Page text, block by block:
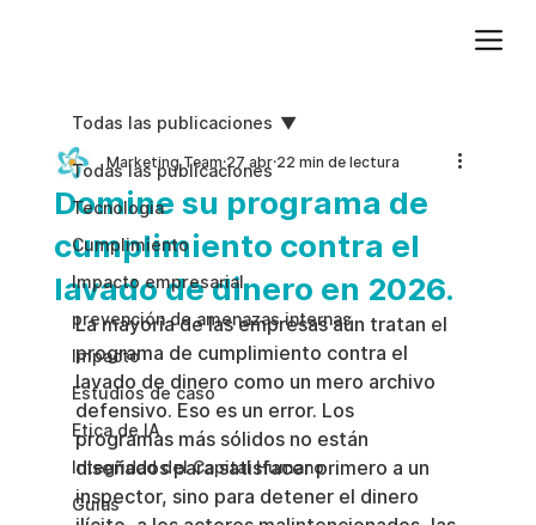
Todas las publicaciones
Tecnologia
Cumplimiento
Impacto empresarial
prevención de amenazas internas
Impacto
Estudios de caso
Etica de IA
Integridad del Capital Humano
Guias
Todas las publicaciones
Domine su programa de
cumplimiento contra el
lavado de dinero en 2026.
Marketing Team 27 abr 22 min de lectura
La mayoría de las empresas aún tratan el
programa de cumplimiento contra el
lavado de dinero como un mero archivo
defensivo. Eso es un error. Los
programas más sólidos no están
diseñados para satisfacer primero a un
inspector, sino para detener el dinero